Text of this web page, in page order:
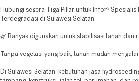
Hubungi segera Tiga Pillar untuk Info🌱 Spesialis
Terdegradasi di Sulawesi Selatan
🌿 Banyak digunakan untuk stabilisasi tanah dan
Tanpa vegetasi yang baik, tanah mudah
Di Sulawesi Selatan, kebutuhan jasa